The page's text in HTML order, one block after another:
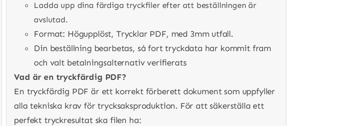
Ladda upp dina färdiga tryckfiler efter att beställningen är
avslutad.
Format: Högupplöst, Trycklar PDF, med 3mm utfall.
Din beställning bearbetas, så fort tryckdata har kommit fram
och valt betalningsalternativ verifierats
Vad är en tryckfärdig PDF?
En tryckfärdig PDF är ett korrekt förberett dokument som uppfyller
alla tekniska krav för trycksaksproduktion. För att säkerställa ett
perfekt tryckresultat ska filen ha: